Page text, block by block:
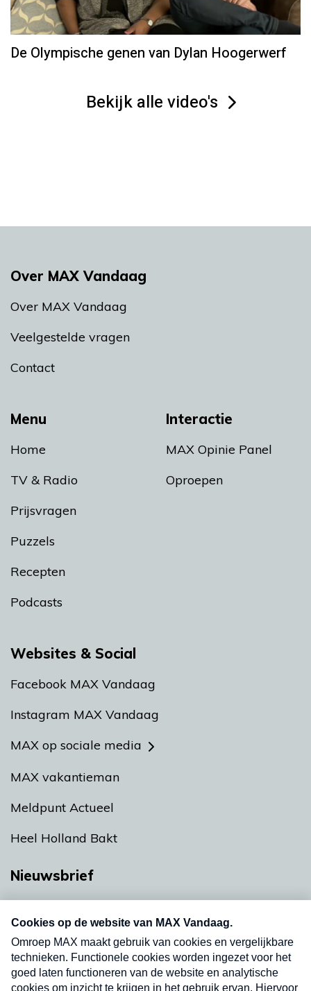
De Olympische genen van Dylan Hoogerwerf
Bekijk alle video's
Menu
Home
TV & Radio
Prijsvragen
Puzzels
Recepten
Podcasts
Interactie
MAX Opinie Panel
Oproepen
Over MAX Vandaag
Over MAX Vandaag
Veelgestelde vragen
Contact
Websites & Social
Facebook MAX Vandaag
Instagram MAX Vandaag
MAX op sociale media
MAX vakantieman
Meldpunt Actueel
Heel Holland Bakt
Nieuwsbrief
nieuwsbrief. Elke vrijdag- en dinsdagochtend in
uw mailbox.
Verzend